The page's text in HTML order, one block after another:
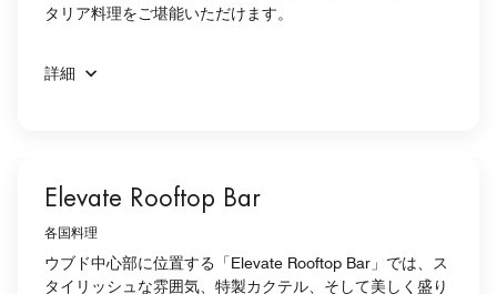
タリア料理をご堪能いただけます。
詳細
Elevate Rooftop Bar
各国料理
ウブド中心部に位置する「Elevate Rooftop Bar」では、ス
タイリッシュな雰囲気、特製カクテル、そして美しく盛り